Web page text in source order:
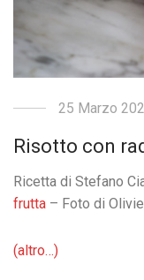
25 Marzo
Risotto con
Ricetta di Stefano
frutta – Foto di
(altro…)